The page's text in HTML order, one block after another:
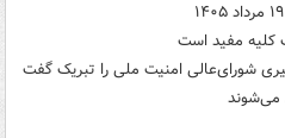
کلیه مفید است
شورای‌عالی امنیت ملی را تبریک گفت
می‌شوند